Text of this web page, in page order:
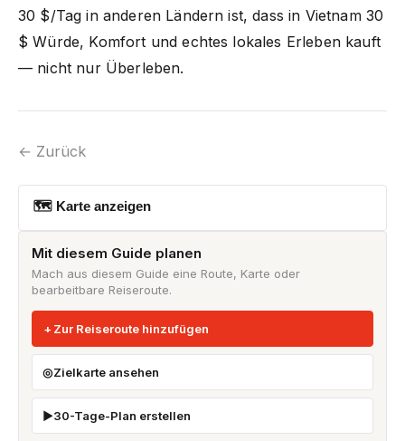
30 $/Tag in anderen Ländern ist, dass in Vietnam 30
$ Würde, Komfort und echtes lokales Erleben kauft
— nicht nur Überleben.
← Zurück
🗺 Karte anzeigen
Mit diesem Guide planen
Mach aus diesem Guide eine Route, Karte oder
bearbeitbare Reiseroute.
Zur Reiseroute hinzufügen
Zielkarte ansehen
30-Tage-Plan erstellen